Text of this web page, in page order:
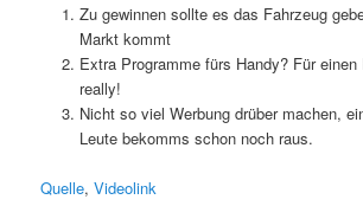
Zu gewinnen sollte es das Fahrzeug
Markt kommt
Extra Programme fürs Handy? Für
really!
Nicht so viel Werbung drüber machen,
Leute bekomms schon noch raus.
Quelle,Videolink